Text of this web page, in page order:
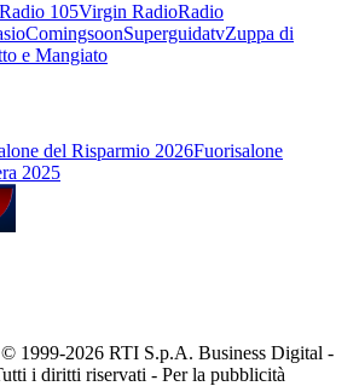
Radio 105Virgin RadioRadio
ComingsoonSuperguidatvZuppa di
e Mangiato
del Risparmio 2026Fuorisalone
2025
1999-2026 RTI S.p.A. Business Digital -
i diritti riservati - Per la pubblicità